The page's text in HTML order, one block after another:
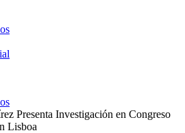
Presenta Investigación en Congreso
Lisboa